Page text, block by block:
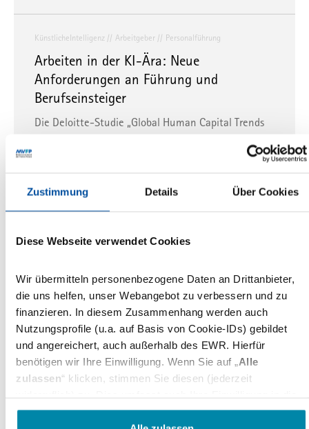
Zustimmung Details Über Cookies
Diese Webseite verwendet Cookies
Wir übermitteln personenbezogene Daten an Drittanbieter,
die uns helfen, unser Webangebot zu verbessern und zu
finanzieren. In diesem Zusammenhang werden auch
Nutzungsprofile (u.a. auf Basis von Cookie-IDs) gebildet
und angereichert, auch außerhalb des EWR. Hierfür
benötigen wir Ihre Einwilligung. Wenn Sie auf „Alle
zulassen“ klicken, stimmen Sie diesen (jederzeit
Übermittlung bestimmter personenbezogener Daten in
KünstlicheIntelligenz Arbeitgeber Personalführung
Arbeiten in der KI-Ära: Neue
Anforderungen an Führung und
Berufseinsteiger
Die Deloitte-Studie „Global Human Capital Trends
12.05.2025
Arbeitgeber Wechselwilligkeit Wechselbereitschaft
weiterarbeiten
Länger arbeiten, freiwillig oder aus Notwendigkeit?
Eine aktuelle forsa-Studie im Auftrag von XING
zeigt: Jeder vierte Beschäftigte über 61 Jahren…
05.05.2025